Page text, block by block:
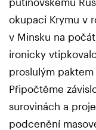
okupaci Krymu v
v Minsku na
ironicky
proslulým
Připočtěme
surovinách a
podcenění